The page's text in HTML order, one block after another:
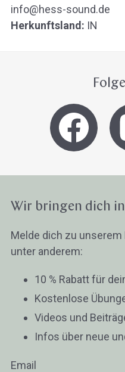
info@hess-sound.de
Herkunftsland: IN
Wir bringen dich
Melde dich zu
unter anderem:
10 % Rabatt für
Kostenlose
Videos und
Infos über neue
Email